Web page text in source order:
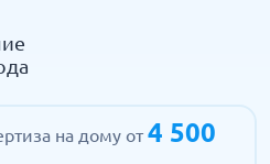
на дому от4 500